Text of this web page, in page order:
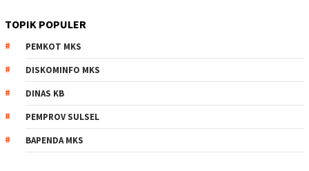
TOPIK POPULER
PEMKOT MKS
DISKOMINFO MKS
DINAS KB
PEMPROV SULSEL
BAPENDA MKS